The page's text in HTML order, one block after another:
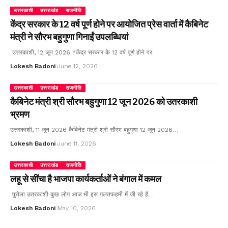
उत्तरकाशी उत्तराखंड राजनीति
केंद्र सरकार के 12 वर्ष पूर्ण होने पर आयोजित प्रेस वार्ता में कैबिनेट
मंत्री ने सौरभ बहुगुणा गिनाईं उपलब्धियां
उत्तरकाशी, 12 जून 2026 *केंद्र सरकार के 12 वर्ष पूर्ण होने पर…
Lokesh Badoni June 12, 2026
उत्तरकाशी उत्तराखंड राजनीति
कैबिनेट मंत्री श्री सौरभ बहुगुणा 12 जून 2026 को उतरकाशी
भ्रमण
उत्तरकाशी, 11 जून 2026 कैबिनेट मंत्री श्री सौरभ बहुगुणा 12 जून 2026…
Lokesh Badoni June 11, 2026
उत्तरकाशी उत्तराखंड राजनीति
लहू से सींचा है भाजपा कार्यकर्ताओं ने बंगाल में कमल
पुरोला उतरकाशी कुछ लोग आज भी इस गलतफहमी में जी रहे हैं…
Lokesh Badoni May 10, 2026